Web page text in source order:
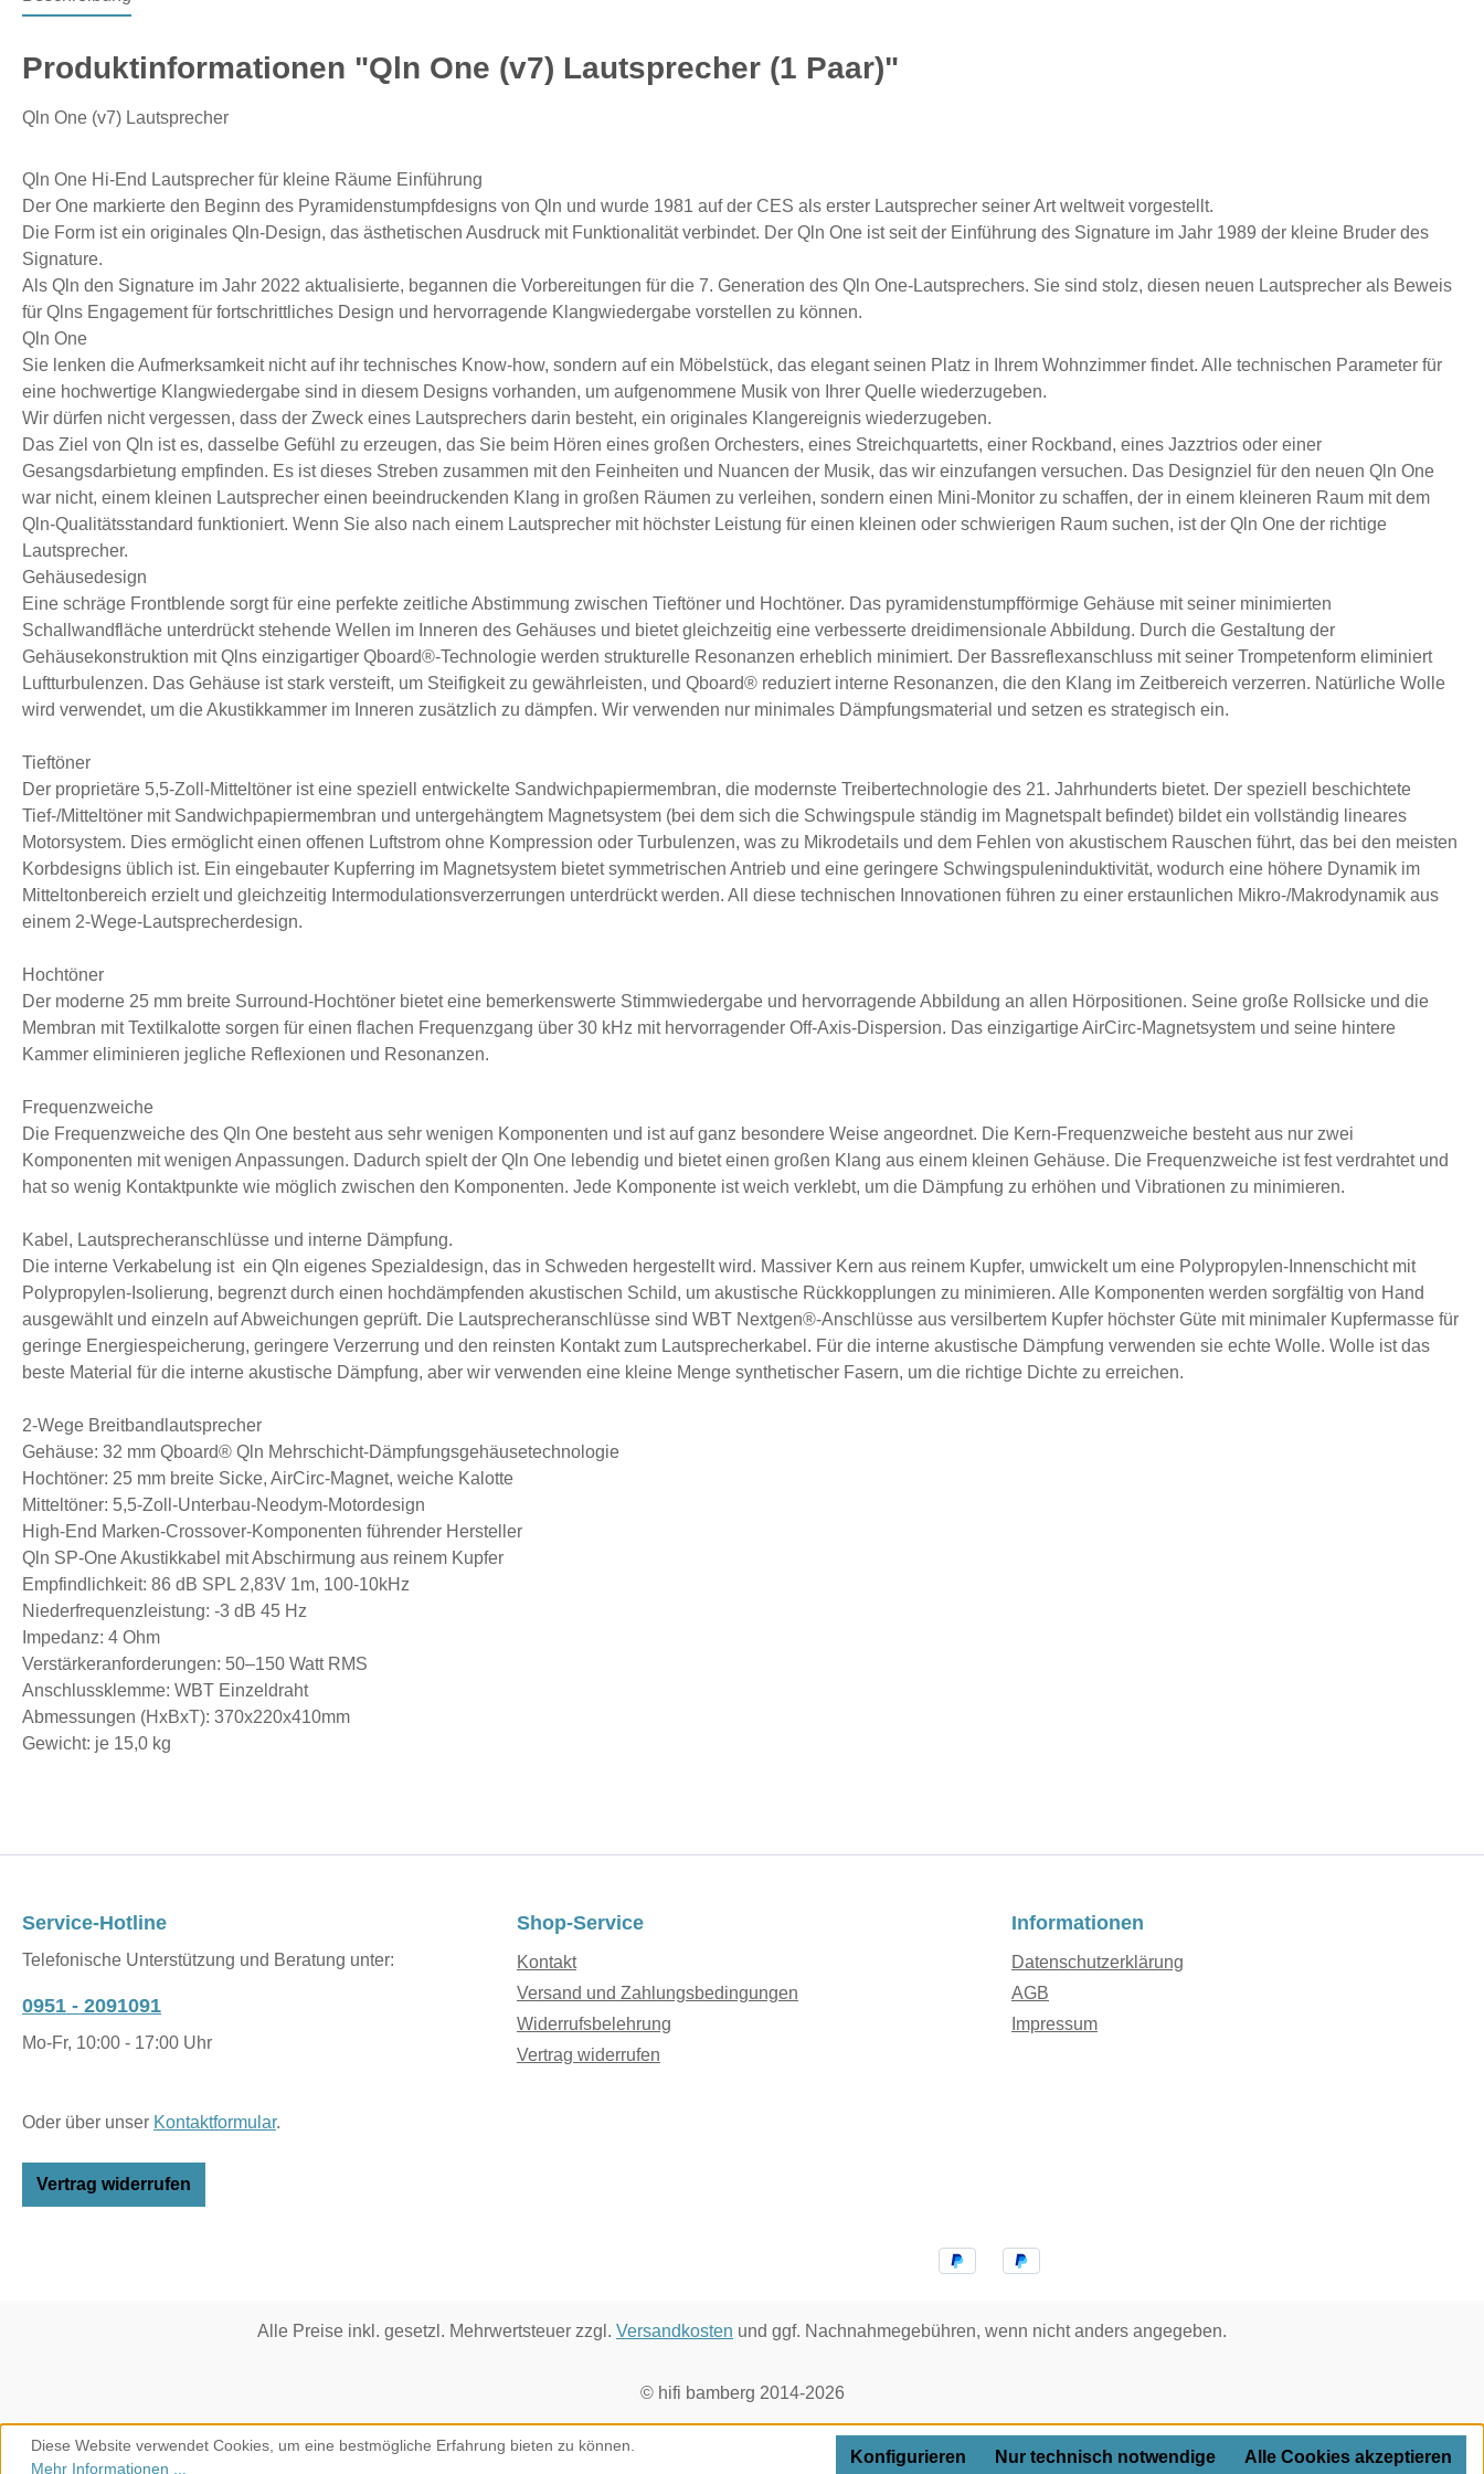
Produktinformationen "Qln One (v7) Lautsprecher (1 Paar)"
Qln One (v7) Lautsprecher
Qln One Hi-End Lautsprecher für kleine Räume Einführung
Der One markierte den Beginn des Pyramidenstumpfdesigns von Qln und wurde 1981 auf der CES als erster Lautsprecher seiner Art weltweit vorgestellt.
Die Form ist ein originales Qln-Design, das ästhetischen Ausdruck mit Funktionalität verbindet. Der Qln One ist seit der Einführung des Signature im Jahr 1989 der kleine Bruder des
Signature.
Als Qln den Signature im Jahr 2022 aktualisierte, begannen die Vorbereitungen für die 7. Generation des Qln One-Lautsprechers. Sie sind stolz, diesen neuen Lautsprecher als Beweis
für Qlns Engagement für fortschrittliches Design und hervorragende Klangwiedergabe vorstellen zu können.
Qln One
Sie lenken die Aufmerksamkeit nicht auf ihr technisches Know-how, sondern auf ein Möbelstück, das elegant seinen Platz in Ihrem Wohnzimmer findet. Alle technischen Parameter für
eine hochwertige Klangwiedergabe sind in diesem Designs vorhanden, um aufgenommene Musik von Ihrer Quelle wiederzugeben.
Wir dürfen nicht vergessen, dass der Zweck eines Lautsprechers darin besteht, ein originales Klangereignis wiederzugeben.
Das Ziel von Qln ist es, dasselbe Gefühl zu erzeugen, das Sie beim Hören eines großen Orchesters, eines Streichquartetts, einer Rockband, eines Jazztrios oder einer
Gesangsdarbietung empfinden. Es ist dieses Streben zusammen mit den Feinheiten und Nuancen der Musik, das wir einzufangen versuchen. Das Designziel für den neuen Qln One
war nicht, einem kleinen Lautsprecher einen beeindruckenden Klang in großen Räumen zu verleihen, sondern einen Mini-Monitor zu schaffen, der in einem kleineren Raum mit dem
Qln-Qualitätsstandard funktioniert. Wenn Sie also nach einem Lautsprecher mit höchster Leistung für einen kleinen oder schwierigen Raum suchen, ist der Qln One der richtige
Lautsprecher.
Gehäusedesign
Eine schräge Frontblende sorgt für eine perfekte zeitliche Abstimmung zwischen Tieftöner und Hochtöner. Das pyramidenstumpfförmige Gehäuse mit seiner minimierten
Schallwandfläche unterdrückt stehende Wellen im Inneren des Gehäuses und bietet gleichzeitig eine verbesserte dreidimensionale Abbildung. Durch die Gestaltung der
Gehäusekonstruktion mit Qlns einzigartiger Qboard®-Technologie werden strukturelle Resonanzen erheblich minimiert. Der Bassreflexanschluss mit seiner Trompetenform eliminiert
Luftturbulenzen. Das Gehäuse ist stark versteift, um Steifigkeit zu gewährleisten, und Qboard® reduziert interne Resonanzen, die den Klang im Zeitbereich verzerren. Natürliche Wolle
wird verwendet, um die Akustikkammer im Inneren zusätzlich zu dämpfen. Wir verwenden nur minimales Dämpfungsmaterial und setzen es strategisch ein.
Tieftöner
Der proprietäre 5,5-Zoll-Mitteltöner ist eine speziell entwickelte Sandwichpapiermembran, die modernste Treibertechnologie des 21. Jahrhunderts bietet. Der speziell beschichtete
Tief-/Mitteltöner mit Sandwichpapiermembran und untergehängtem Magnetsystem (bei dem sich die Schwingspule ständig im Magnetspalt befindet) bildet ein vollständig lineares
Motorsystem. Dies ermöglicht einen offenen Luftstrom ohne Kompression oder Turbulenzen, was zu Mikrodetails und dem Fehlen von akustischem Rauschen führt, das bei den meisten
Korbdesigns üblich ist. Ein eingebauter Kupferring im Magnetsystem bietet symmetrischen Antrieb und eine geringere Schwingspuleninduktivität, wodurch eine höhere Dynamik im
Mitteltonbereich erzielt und gleichzeitig Intermodulationsverzerrungen unterdrückt werden. All diese technischen Innovationen führen zu einer erstaunlichen Mikro-/Makrodynamik aus
einem 2-Wege-Lautsprecherdesign.
Hochtöner
Der moderne 25 mm breite Surround-Hochtöner bietet eine bemerkenswerte Stimmwiedergabe und hervorragende Abbildung an allen Hörpositionen. Seine große Rollsicke und die
Membran mit Textilkalotte sorgen für einen flachen Frequenzgang über 30 kHz mit hervorragender Off-Axis-Dispersion. Das einzigartige AirCirc-Magnetsystem und seine hintere
Kammer eliminieren jegliche Reflexionen und Resonanzen.
Frequenzweiche
Die Frequenzweiche des Qln One besteht aus sehr wenigen Komponenten und ist auf ganz besondere Weise angeordnet. Die Kern-Frequenzweiche besteht aus nur zwei
Komponenten mit wenigen Anpassungen. Dadurch spielt der Qln One lebendig und bietet einen großen Klang aus einem kleinen Gehäuse. Die Frequenzweiche ist fest verdrahtet und
hat so wenig Kontaktpunkte wie möglich zwischen den Komponenten. Jede Komponente ist weich verklebt, um die Dämpfung zu erhöhen und Vibrationen zu minimieren.
Kabel, Lautsprecheranschlüsse und interne Dämpfung.
Die interne Verkabelung ist ein Qln eigenes Spezialdesign, das in Schweden hergestellt wird. Massiver Kern aus reinem Kupfer, umwickelt um eine Polypropylen-Innenschicht mit
Polypropylen-Isolierung, begrenzt durch einen hochdämpfenden akustischen Schild, um akustische Rückkopplungen zu minimieren. Alle Komponenten werden sorgfältig von Hand
ausgewählt und einzeln auf Abweichungen geprüft. Die Lautsprecheranschlüsse sind WBT Nextgen®-Anschlüsse aus versilbertem Kupfer höchster Güte mit minimaler Kupfermasse für
geringe Energiespeicherung, geringere Verzerrung und den reinsten Kontakt zum Lautsprecherkabel. Für die interne akustische Dämpfung verwenden sie echte Wolle. Wolle ist das
beste Material für die interne akustische Dämpfung, aber wir verwenden eine kleine Menge synthetischer Fasern, um die richtige Dichte zu erreichen.
2-Wege Breitbandlautsprecher
Gehäuse: 32 mm Qboard® Qln Mehrschicht-Dämpfungsgehäusetechnologie
Hochtöner: 25 mm breite Sicke, AirCirc-Magnet, weiche Kalotte
Mitteltöner: 5,5-Zoll-Unterbau-Neodym-Motordesign
High-End Marken-Crossover-Komponenten führender Hersteller
Qln SP-One Akustikkabel mit Abschirmung aus reinem Kupfer
Empfindlichkeit: 86 dB SPL 2,83V 1m, 100-10kHz
Niederfrequenzleistung: -3 dB 45 Hz
Impedanz: 4 Ohm
Verstärkeranforderungen: 50–150 Watt RMS
Anschlussklemme: WBT Einzeldraht
Abmessungen (HxBxT): 370x220x410mm
Gewicht: je 15,0 kg
Service-Hotline
Telefonische Unterstützung und Beratung unter:
0951 - 2091091
Mo-Fr, 10:00 - 17:00 Uhr
Oder über unser Kontaktformular.
Vertrag widerrufen
Shop-Service
Kontakt
Versand und Zahlungsbedingungen
Widerrufsbelehrung
Vertrag widerrufen
Informationen
Datenschutzerklärung
AGB
Impressum
Alle Preise inkl. gesetzl. Mehrwertsteuer zzgl. Versandkosten und ggf. Nachnahmegebühren, wenn nicht anders angegeben.
© hifi bamberg 2014-2026
Diese Website verwendet Cookies, um eine bestmögliche Erfahrung bieten zu können.
Mehr Informationen ...
Nur technisch notwendige
Konfigurieren Alle Cookies akzeptieren